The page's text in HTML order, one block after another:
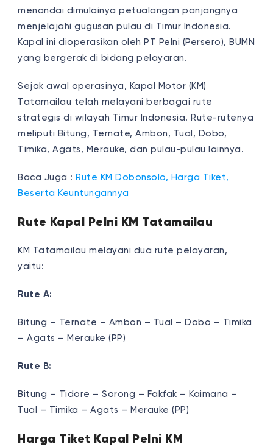
menandai dimulainya petualangan panjangnya
menjelajahi gugusan pulau di Timur Indonesia.
Kapal ini dioperasikan oleh PT Pelni (Persero), BUMN
yang bergerak di bidang pelayaran.
Sejak awal operasinya, Kapal Motor (KM)
Tatamailau telah melayani berbagai rute
strategis di wilayah Timur Indonesia. Rute-rutenya
meliputi Bitung, Ternate, Ambon, Tual, Dobo,
Timika, Agats, Merauke, dan pulau-pulau lainnya.
Baca Juga : Rute KM Dobonsolo, Harga Tiket,
Beserta Keuntungannya
Rute Kapal Pelni KM Tatamailau
KM Tatamailau melayani dua rute pelayaran,
yaitu:
Rute A:
Bitung – Ternate – Ambon – Tual – Dobo – Timika
– Agats – Merauke (PP)
Rute B:
Bitung – Tidore – Sorong – Fakfak – Kaimana –
Tual – Timika – Agats – Merauke (PP)
Harga Tiket Kapal Pelni KM